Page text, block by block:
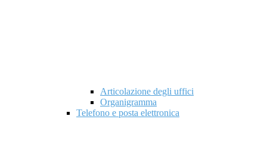
Articolazione degli uffici
Organigramma
Telefono e posta elettronica